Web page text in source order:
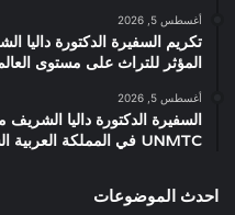
أغسطس 5, 2026
تكريم السفيرة الدكتورة داليا
المؤثر للتراث على مستوى العالم
أغسطس 5, 2026
السفيرة الدكتورة داليا الشريف
UNMTC في المملكة العربية السعودية
احدث الموضوعات